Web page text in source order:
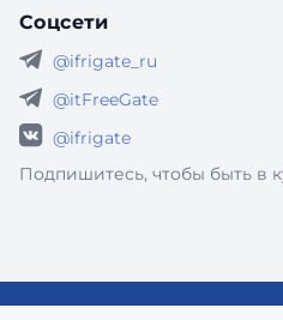
Соцсети
@ifrigate_ru
@itFreeGate
@ifrigate
Подпишитесь, чтобы быть в